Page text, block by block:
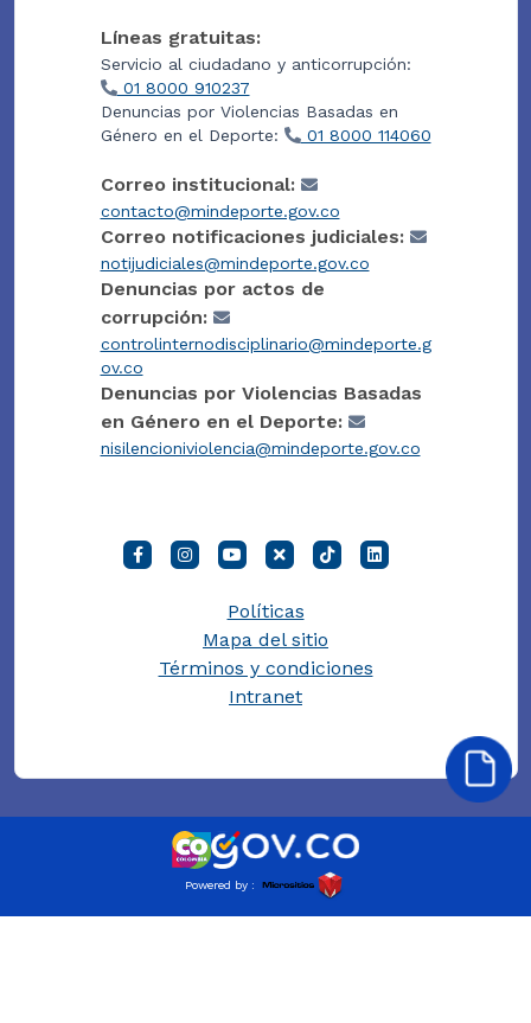
Líneas gratuitas:
Servicio al ciudadano y anticorrupción:
01 8000 910237
Denuncias por Violencias Basadas en
Género en el Deporte:
01 8000 114060
Correo institucional:
contacto@mindeporte.gov.co
Correo notificaciones judiciales:
notijudiciales@mindeporte.gov.co
Denuncias por actos de
corrupción:
controlinternodisciplinario@mindeporte.g
ov.co
Denuncias por Violencias Basadas
en Género en el Deporte:
nisilencioniviolencia@mindeporte.gov.co
Políticas
Mapa del sitio
Términos y condiciones
Intranet
Powered by :